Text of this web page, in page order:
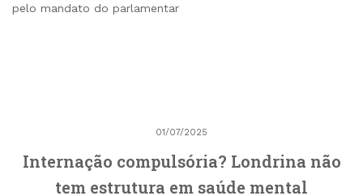
pelo mandato do parlamentar
01/07/2025
Internação compulsória? Londrina não
tem estrutura em saúde mental